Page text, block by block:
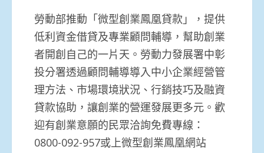
勞動部推動「微型創業鳳凰貸款」，提供
低利資金借貸及專業顧問輔導，幫助創業
者開創自己的一片天。勞動力發展署中彰
投分署透過顧問輔導導入中小企業經營管
理方法、市場環境狀況、行銷技巧及融資
貸款協助，讓創業的營運發展更多元。歡
迎有創業意願的民眾洽詢免費專線：
0800-092-957或上微型創業鳳凰網站